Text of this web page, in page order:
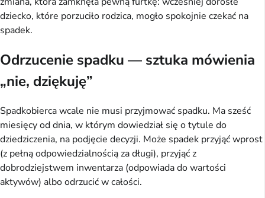
dziecko, które porzuciło rodzica, mogło spokojnie czekać na
spadek.
Odrzucenie spadku — sztuka mówienia
„nie, dziękuję”
Spadkobierca wcale nie musi przyjmować spadku. Ma sześć
miesięcy od dnia, w którym dowiedział się o tytule do
dziedziczenia, na podjęcie decyzji. Może spadek przyjąć wprost
(z pełną odpowiedzialnością za długi), przyjąć z
dobrodziejstwem inwentarza (odpowiada do wartości
aktywów) albo odrzucić w całości.